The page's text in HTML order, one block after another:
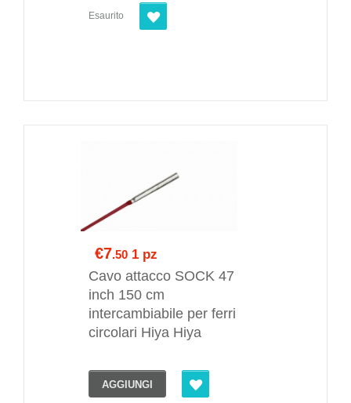
Esaurito
€7.50 1 pz
Cavo attacco SOCK 47
inch 150 cm
intercambiabile per ferri
circolari Hiya Hiya
AGGIUNGI